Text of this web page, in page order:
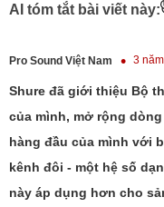
AI tóm tắt bài viết này:
Pro Sound Việt Nam 3
Shure đã giới thiệu Bộ
của mình, mở rộng
hàng đầu của mình với
kênh đôi - một hệ số
này áp dụng hơn cho